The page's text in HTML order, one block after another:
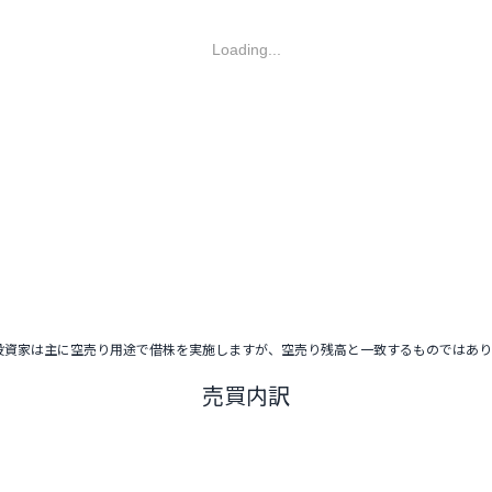
Loading...
家は主に空売り用途で借株を実施しますが、空売り残高と一致するものではあ
売買内訳